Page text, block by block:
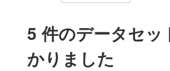
5 件のデータセッ
かりました